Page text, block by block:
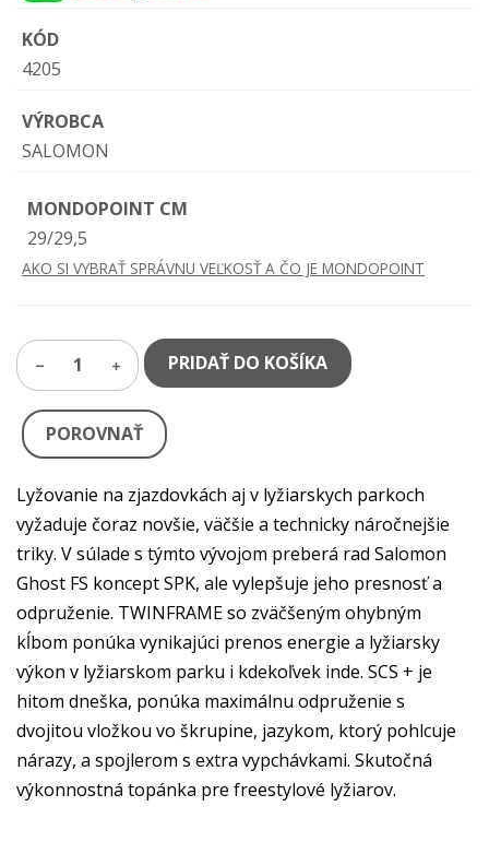
KÓD
4205
VÝROBCA
SALOMON
MONDOPOINT CM
29/29,5
AKO SI VYBRAŤ SPRÁVNU VEĽKOSŤ A ČO JE MONDOPOINT
1 PRIDAŤ DO KOŠÍKA
POROVNAŤ
Lyžovanie na zjazdovkách aj v lyžiarskych parkoch
vyžaduje čoraz novšie, väčšie a technicky náročnejšie
triky. V súlade s týmto vývojom preberá rad Salomon
Ghost FS koncept SPK, ale vylepšuje jeho presnosť a
odpruženie. TWINFRAMEso zväčšeným ohybným
kĺbom ponúka vynikajúci prenos energie a lyžiarsky
výkon v lyžiarskom parku i kdekoľvek inde. SCS + je
hitom dneška, ponúka maximálnu odpruženie s
dvojitou vložkou vo škrupine, jazykom, ktorý pohlcuje
nárazy, a spojlerom s extra vypchávkami. Skutočná
výkonnostná topánka pre freestylové lyžiarov.